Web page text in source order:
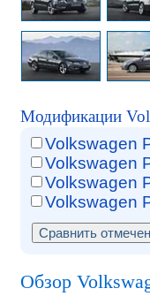
Модификации
Volkswagen
Volkswagen
Volkswagen
Volkswagen
Обзор